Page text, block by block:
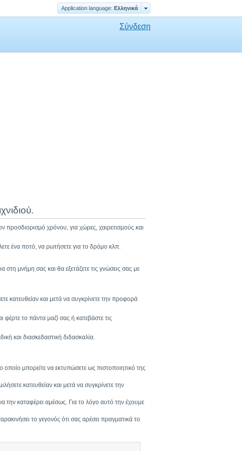
Application language: Ελληνικά
Σύνδεση
προσδιορισμό χρόνου, για χώρες, χαιρετισμούς και
ένα ποτό, να ρωτήσετε για το δρόμο κλπ.
στη μνήμη σας και θα εξετάζετε τις γνώσεις σας με
κατευθείαν και μετά να συγκρίνετε την προφορά
φέρτε το πάντα μαζί σας ή κατεβάστε τις
και διασκεδαστική διδασκαλία.
οποίο μπορείτε να εκτυπώσετε ως πιστοποιητικό της
κατευθείαν και μετά να συγκρίνετε την
την καταφέρει αμέσως. Για το λόγο αυτό την έχουμε
το γεγονός ότι σας αρέσει πραγματικά το